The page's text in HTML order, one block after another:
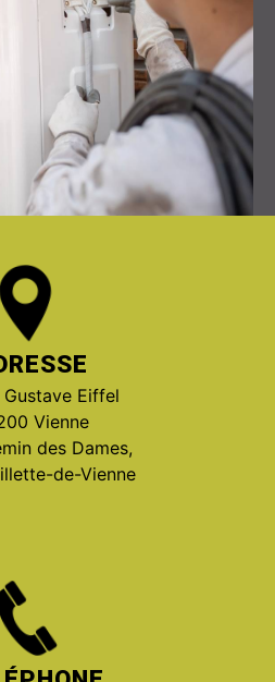
Gustave Eiffel
Vienne
des Dames,
de-Vienne